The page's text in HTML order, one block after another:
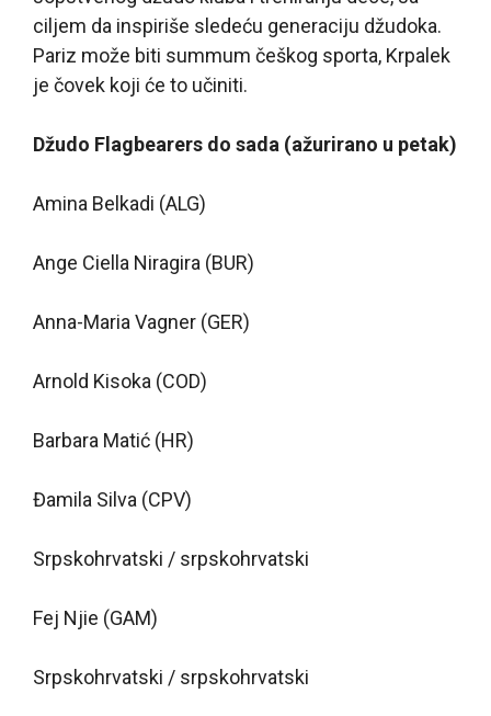
ciljem da inspiriše sledeću generaciju džudoka.
Pariz može biti summum češkog sporta, Krpalek
je čovek koji će to učiniti.
Džudo Flagbearers do sada (ažurirano u petak)
Amina Belkadi (ALG)
Ange Ciella Niragira (BUR)
Anna-Maria Vagner (GER)
Arnold Kisoka (COD)
Barbara Matić (HR)
Đamila Silva (CPV)
Srpskohrvatski / srpskohrvatski
Fej Njie (GAM)
Srpskohrvatski / srpskohrvatski